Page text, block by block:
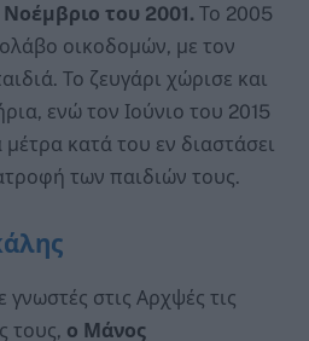
του 2001. Το 2005
οικοδομών, με τον
Το ζευγάρι χώρισε και
ενώ τον Ιούνιο του 2015
κατά του εν διαστάσει
των παιδιών τους.
στις Αρχψές τις
τους, ο Μάνος